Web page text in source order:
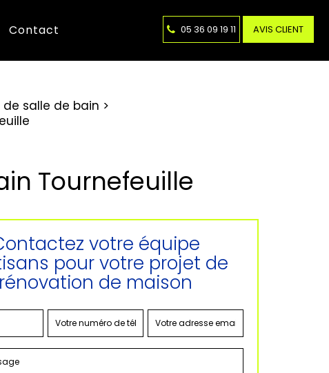
Contact 05 36 09 19 11 AVIS CLIENT
salle de bain
Tournefeuille
votre équipe
pour votre projet de
rénovation de maison